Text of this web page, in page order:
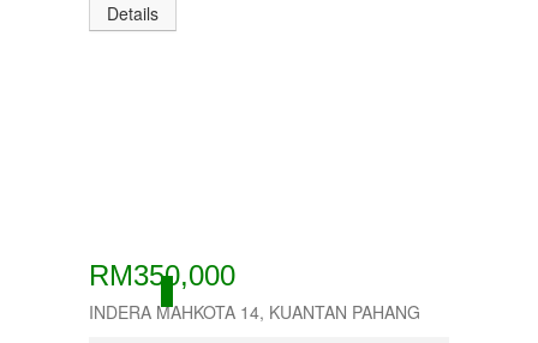
Details
ACTIVE
RM350,000
INDERA MAHKOTA 14, KUANTAN PAHANG